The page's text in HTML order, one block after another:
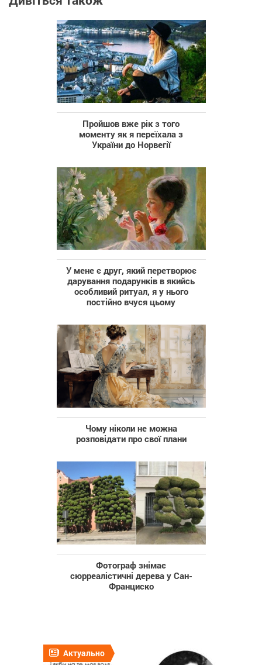
Пройшов вже рік з того
моменту як я переїхала з
України до Норвегії
У мене є друг, який перетворює
дарування подарунків в якийсь
особливий ритуал, я у нього
постійно вчуся цьому
Чому ніколи не можна
розповідати про свої плани
Фотограф знімає
сюрреалістичні дерева у Сан-
Франциско
Актуально